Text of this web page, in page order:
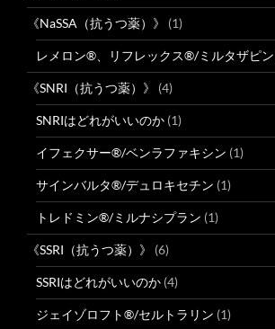
《NaSSA（抗うつ薬）》 (1)
レメロン®、リフレックス®/ミルタザピン
《SNRI（抗うつ薬）》 (4)
SNRIはどれがいいのか (1)
イフェクサー®/ベンラファキシン (1)
サインバルタ®/デュロキセチン (1)
トレドミン®/ミルナシプラン (1)
《SSRI（抗うつ薬）》 (6)
SSRIはどれがいいのか (4)
ジェイゾロフト®/セルトラリン (1)